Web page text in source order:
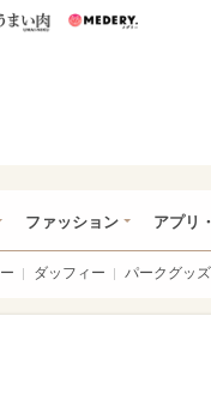
いパン うまい肉
ファッション アプリ
ダッフィー パークグッズ